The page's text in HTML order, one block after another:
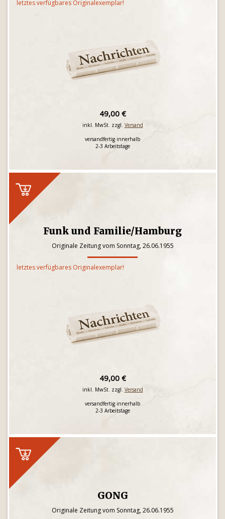
letztes verfügbares Originalexemplar!
49,00 €
inkl. MwSt. zzgl. Versand
versandfertig innerhalb
2-3 Arbeitstage
Funk und Familie/Hamburg
Originale Zeitung vom Sonntag, 26.06.1955
letztes verfügbares Originalexemplar!
49,00 €
inkl. MwSt. zzgl. Versand
versandfertig innerhalb
2-3 Arbeitstage
GONG
Originale Zeitung vom Sonntag, 26.06.1955